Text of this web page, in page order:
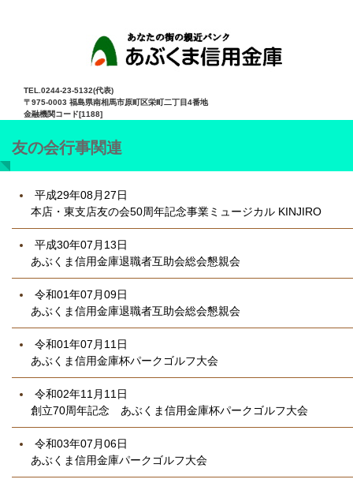
TEL.0244-23-5132(代表)
〒975-0003 福島県南相馬市原町区栄町二丁目4番地
金融機関コード[1188]
友の会行事関連
平成29年08月27日
本店・東支店友の会50周年記念事業ミュージカル KINJIRO
平成30年07月13日
あぶくま信用金庫退職者互助会総会懇親会
令和01年07月09日
あぶくま信用金庫退職者互助会総会懇親会
令和01年07月11日
あぶくま信用金庫杯パークゴルフ大会
令和02年11月11日
創立70周年記念 あぶくま信用金庫杯パークゴルフ大会
令和03年07月06日
あぶくま信用金庫パークゴルフ大会